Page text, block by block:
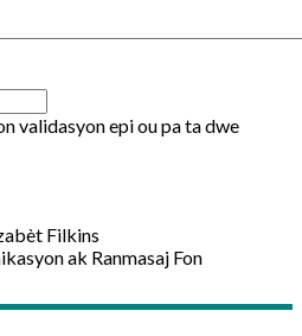
validasyon epi ou pa ta dwe
Filkins
ak Ranmasaj Fon